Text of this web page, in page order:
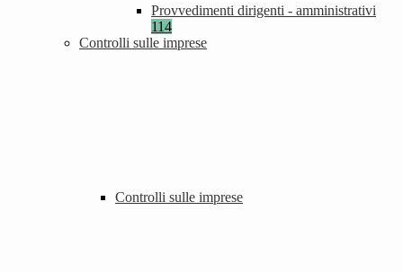
Provvedimenti dirigenti - amministrativi
114
Controlli sulle imprese
Controlli sulle imprese